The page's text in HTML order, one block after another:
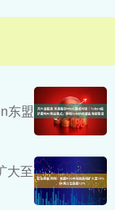
东盟
大至